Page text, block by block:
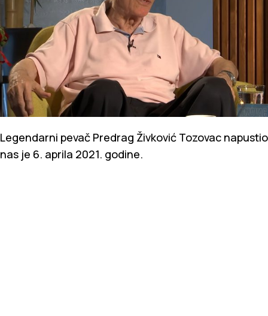
Legendarni pevač Predrag Živković Tozovac napustio
nas je 6. aprila 2021. godine.